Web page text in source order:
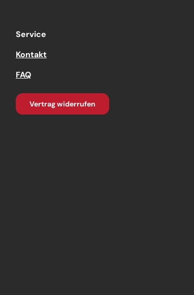
Service
Kontakt
FAQ
Vertrag widerrufen